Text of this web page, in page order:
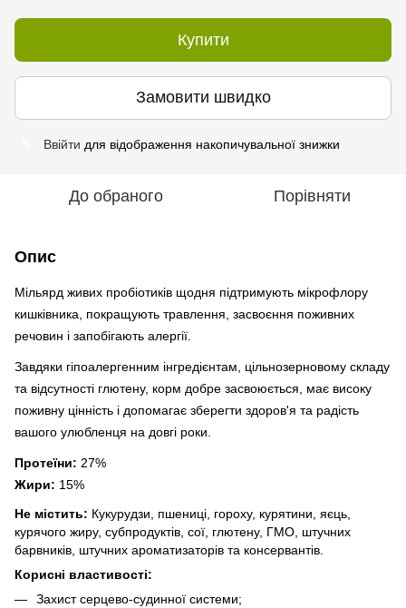
Купити
Замовити швидко
Ввійти для відображення накопичувальної знижки
До обраного Порівняти
Опис
Мільярд живих пробіотиків щодня підтримують мікрофлору
кишківника, покращують травлення, засвоєння поживних
речовин і запобігають алергії.
Завдяки гіпоалергенним інгредієнтам, цільнозерновому складу
та відсутності глютену, корм добре засвоюється, має високу
поживну цінність і допомагає зберегти здоров'я та радість
вашого улюбленця на довгі роки.
Протеїни: 27%
Жири: 15%
Не містить: Кукурудзи, пшениці, гороху, курятини, яєць,
курячого жиру, субпродуктів, сої, глютену, ГМО, штучних
барвників, штучних ароматизаторів та консервантів.
Корисні властивості:
Захист серцево-судинної системи;